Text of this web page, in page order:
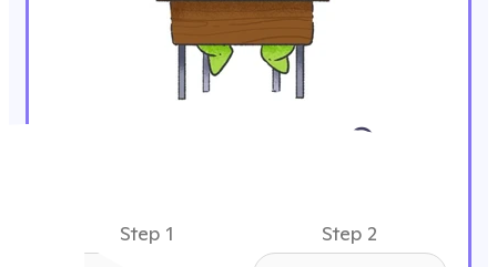
Mindful Moment 😊
Step 1 Step 2